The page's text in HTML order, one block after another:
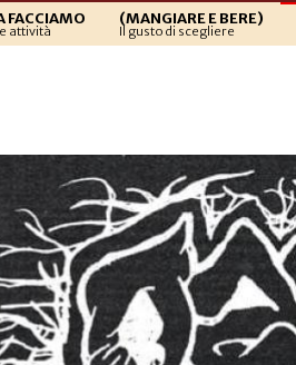
FACCIAMO
attività
(MANGIARE E BERE)
Il gusto di scegliere